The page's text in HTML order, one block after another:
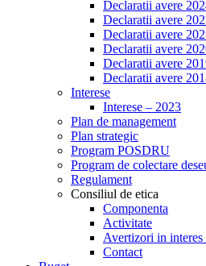
Declaratii avere
Declaratii avere
Declaratii avere
Declaratii avere
Declaratii avere
Declaratii avere
Interese
Interese – 2023
Plan de management
Plan strategic
Program POSDRU
Program de colectare
Regulament
Consiliul de etica
Componenta
Activitate
Avertizori in
Contact